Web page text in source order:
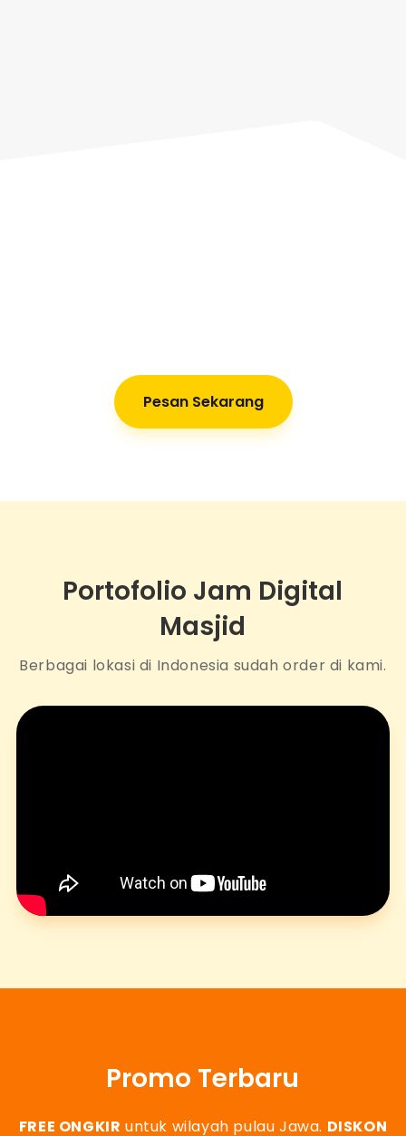
Pesan Sekarang
Portofolio Jam Digital
Masjid
Berbagai lokasi di Indonesia sudah order di kami.
Promo Terbaru
FREE ONGKIR untuk wilayah pulau Jawa. DISKON